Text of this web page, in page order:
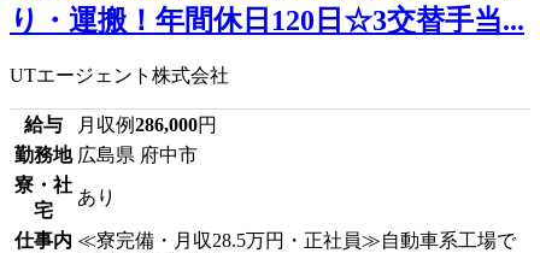
り・運搬！年間休日120日☆3交替手当...
UTエージェント株式会社
給与 月収例286,000円
勤務地 広島県 府中市
寮・社
宅
あり
仕事内 ≪寮完備・月収28.5万円・正社員≫自動車系工場で